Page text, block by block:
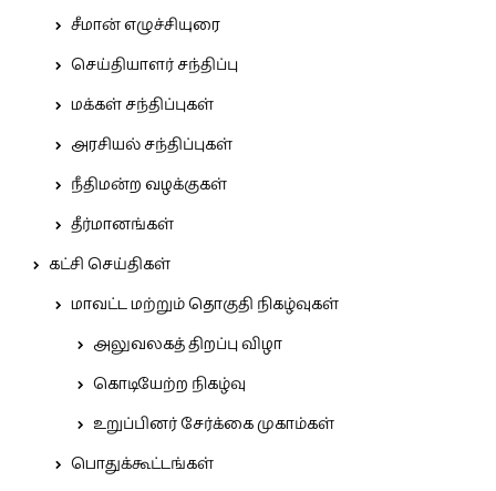
சீமான் எழுச்சியுரை
செய்தியாளர் சந்திப்பு
மக்கள் சந்திப்புகள்
அரசியல் சந்திப்புகள்
நீதிமன்ற வழக்குகள்
தீர்மானங்கள்
கட்சி செய்திகள்
மாவட்ட மற்றும் தொகுதி நிகழ்வுகள்
அலுவலகத் திறப்பு விழா
கொடியேற்ற நிகழ்வு
உறுப்பினர் சேர்க்கை முகாம்கள்
பொதுக்கூட்டங்கள்